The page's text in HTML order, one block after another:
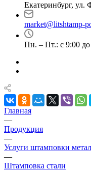
Екатеринбург, ул.
market@litshtamp-
Пн. – Пт.: с 9:00 до
Главная
—
Продукция
—
Услуги штамповки
—
Штамповка стали